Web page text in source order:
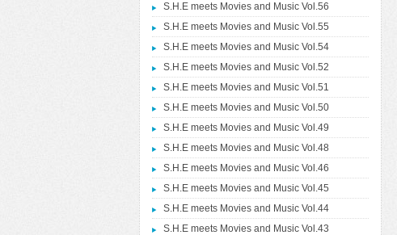
S.H.E meets Movies and Music Vol.56
S.H.E meets Movies and Music Vol.55
S.H.E meets Movies and Music Vol.54
S.H.E meets Movies and Music Vol.52
S.H.E meets Movies and Music Vol.51
S.H.E meets Movies and Music Vol.50
S.H.E meets Movies and Music Vol.49
S.H.E meets Movies and Music Vol.48
S.H.E meets Movies and Music Vol.46
S.H.E meets Movies and Music Vol.45
S.H.E meets Movies and Music Vol.44
S.H.E meets Movies and Music Vol.43